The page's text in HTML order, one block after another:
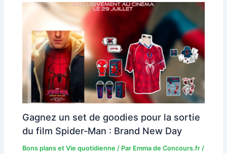
Gagnez un set de goodies pour la sortie
du film Spider-Man : Brand New Day
Bons plans et Vie quotidienne / Par Emma de Concours.fr/